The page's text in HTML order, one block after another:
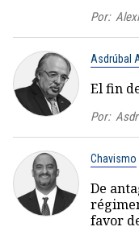
Por:
Asdrúbal
El fin
Por:
Chavismo
De
favor